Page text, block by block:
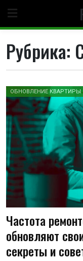
содержимому
Рубрика:
ОБНОВЛЕНИЕ КВАРТИРЫ
Частота
обновляют
секреты и